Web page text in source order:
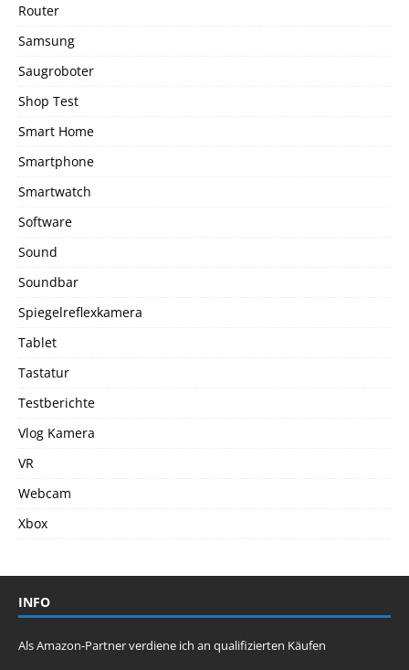
Router
Samsung
Saugroboter
Shop Test
Smart Home
Smartphone
Smartwatch
Software
Sound
Soundbar
Spiegelreflexkamera
Tablet
Tastatur
Testberichte
Vlog Kamera
VR
Webcam
Xbox
INFO
Als Amazon-Partner verdiene ich an qualifizierten Käufen